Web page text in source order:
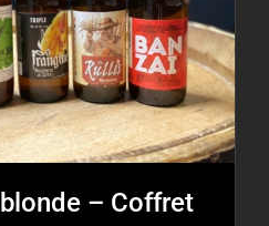
– Coffret